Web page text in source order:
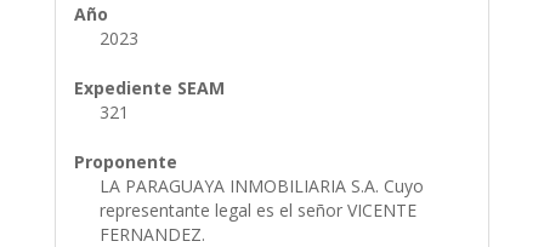
Año
2023
Expediente SEAM
321
Proponente
LA PARAGUAYA INMOBILIARIA S.A. Cuyo
representante legal es el señor VICENTE
FERNANDEZ.